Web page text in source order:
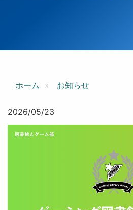
ホーム お知らせ
2026/05/23